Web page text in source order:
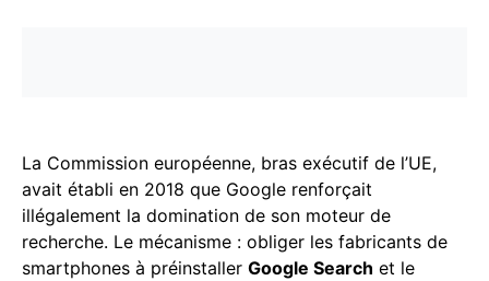
La Commission européenne, bras exécutif de l’UE,
avait établi en 2018 que Google renforçait
illégalement la domination de son moteur de
recherche. Le mécanisme : obliger les fabricants de
smartphones à préinstaller Google Search et le